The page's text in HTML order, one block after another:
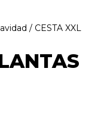
/ CESTA XXL